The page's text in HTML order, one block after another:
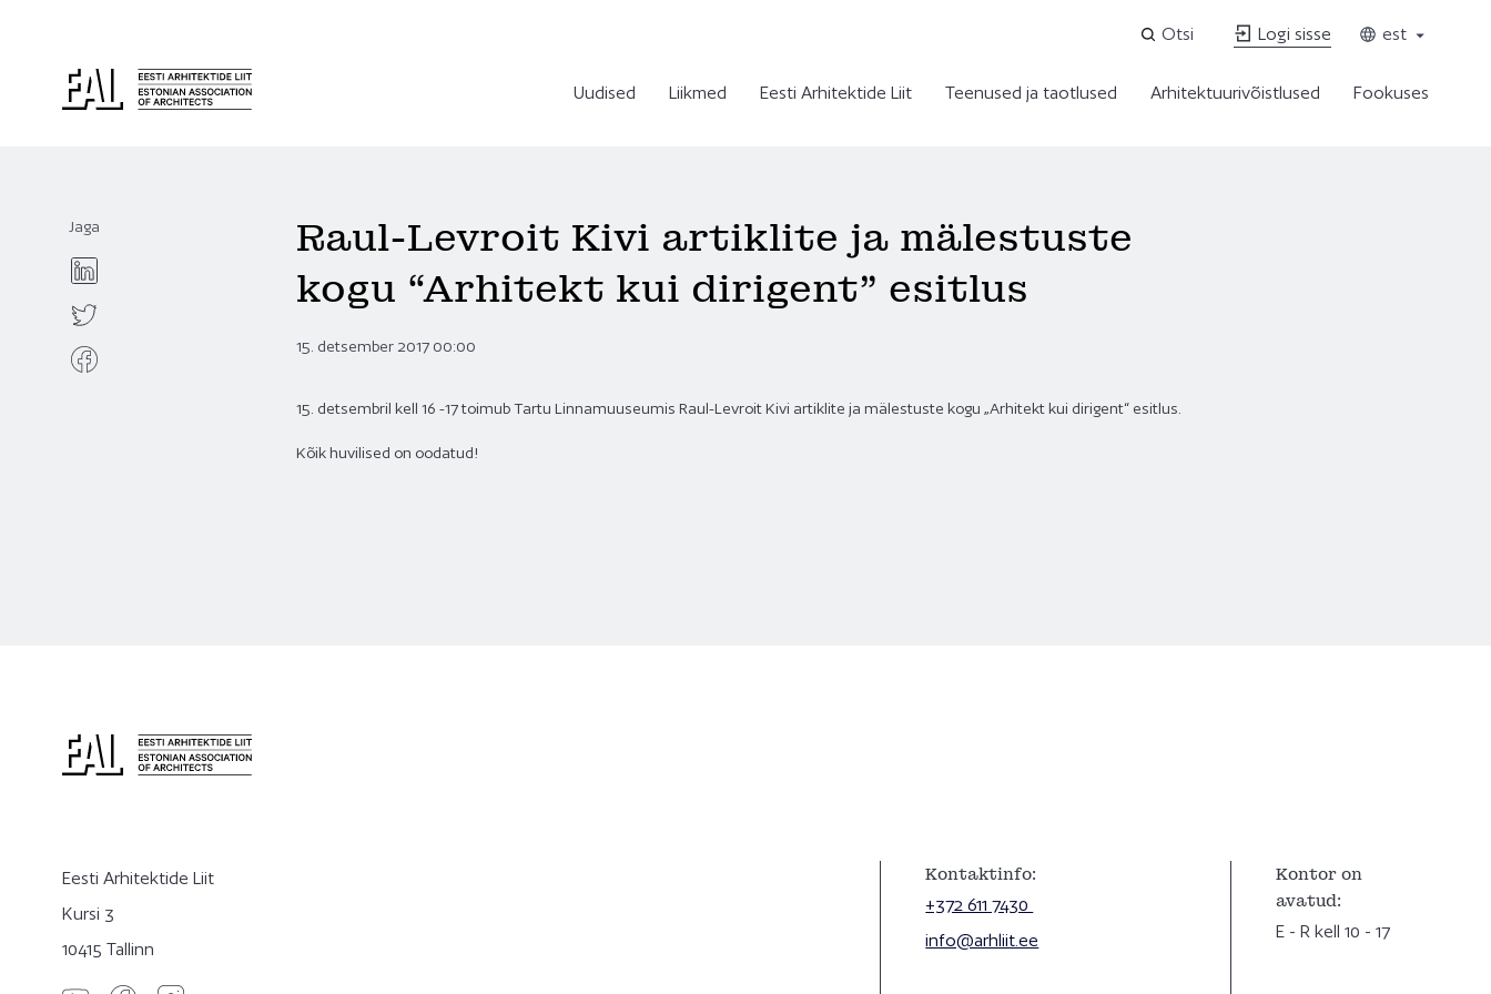
Otsi Logi sisse est
Uudised Liikmed Eesti Arhitektide Liit Teenused ja taotlused Arhitektuurivõistlused Fookuses
Jaga
Raul-Levroit Kivi artiklite ja mälestuste
kogu “Arhitekt kui dirigent” esitlus
15. detsember 2017 00:00
15. detsembril kell 16 -17 toimub Tartu Linnamuuseumis Raul-Levroit Kivi artiklite ja mälestuste kogu „Arhitekt kui dirigent“ esitlus.
Kõik huvilised on oodatud!
Eesti Arhitektide Liit
Kursi 3
10415 Tallinn
Kontaktinfo:
+372 611 7430
info@arhliit.ee
Kontor on
avatud:
E - R kell 10 - 17